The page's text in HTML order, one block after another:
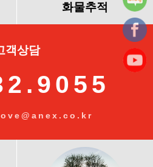
화물추적
객상담